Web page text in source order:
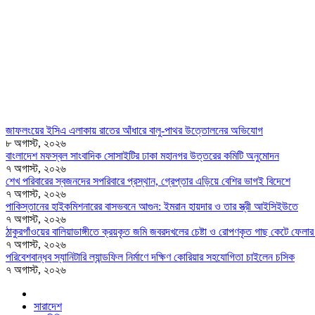
জাফলংয়ের ইসিএ এলাকায় রাতের আঁধারে বালু-পাথর উত্তোলনের অভিযোগ
৮ অগাস্ট, ২০২৬
বাংলাদেশ মফস্বল সাংবাদিক সোসাইটির ঢাকা মহানগর উত্তরের কমিটি অনুমোদন
৭ অগাস্ট, ২০২৬
শেখ পরিবারের স্বজনদের সপরিবারে প্রস্থান, গ্রেপ্তার এড়িয়ে বেশির ভাগই বিদেশে
৭ অগাস্ট, ২০২৬
পাকিস্তানের হাইকমিশনারের বাসভবনে আগুন: ইমরান হায়দার ও তার স্ত্রী আইসিইউতে
৭ অগাস্ট, ২০২৬
ঠাকুরগাঁওয়ের বালিয়াডাঙ্গীতে ক্রয়কৃত জমি জবরদখলের চেষ্টা ও রোপণকৃত গাছ কেটে
৭ অগাস্ট, ২০২৬
পরিবেশবান্ধব স্যানিটারি ল্যান্ডফিল নির্মাণে দক্ষিণ কোরিয়ার সহযোগিতা চাইলেন চসিক
৭ অগাস্ট, ২০২৬
সারাদেশ